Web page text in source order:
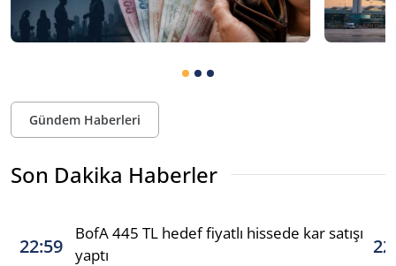
Gündem Haberleri
Son Dakika Haberler
22:59
BofA 445 TL hedef fiyatlı hissede kar satışı
yaptı